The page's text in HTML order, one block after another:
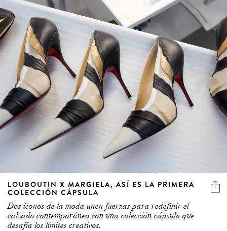
LOUBOUTIN X MARGIELA, ASÍ ES LA PRIMERA
COLECCIÓN CÁPSULA
Dos íconos de la moda unen fuerzas para redefinir el
calzado contemporáneo con una colección cápsula que
desafía los límites creativos.